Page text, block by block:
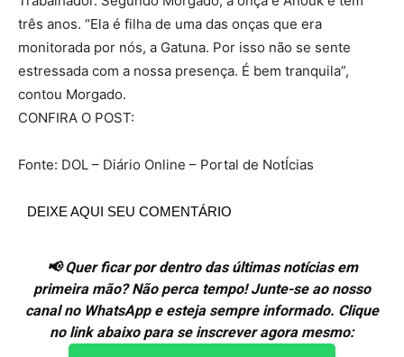
três anos. “Ela é filha de uma das onças que era
monitorada por nós, a Gatuna. Por isso não se sente
estressada com a nossa presença. É bem tranquila”,
contou Morgado.
CONFIRA O POST:
Fonte: DOL – Diário Online – Portal de NotÍcias
DEIXE AQUI SEU COMENTÁRIO
📢 Quer ficar por dentro das últimas notícias em
primeira mão? Não perca tempo! Junte-se ao nosso
canal no WhatsApp e esteja sempre informado. Clique
no link abaixo para se inscrever agora mesmo: